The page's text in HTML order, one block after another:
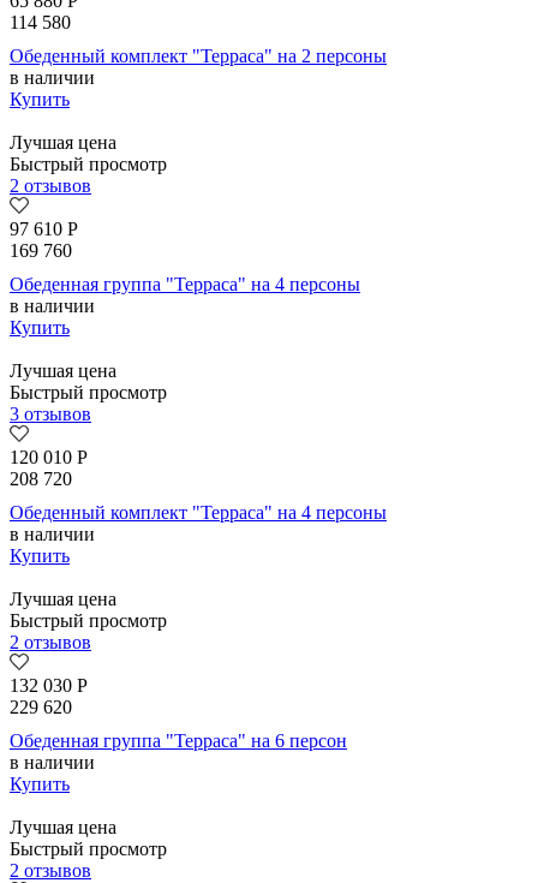
114 580
Обеденный комплект "Терраса" на 2 персоны
в наличии
Купить
Лучшая цена
Быстрый просмотр
2 отзывов
97 610 Р
169 760
Обеденная группа "Терраса" на 4 персоны
в наличии
Купить
Лучшая цена
Быстрый просмотр
3 отзывов
120 010 Р
208 720
Обеденный комплект "Терраса" на 4 персоны
в наличии
Купить
Лучшая цена
Быстрый просмотр
2 отзывов
132 030 Р
229 620
Обеденная группа "Терраса" на 6 персон
в наличии
Купить
Лучшая цена
Быстрый просмотр
2 отзывов